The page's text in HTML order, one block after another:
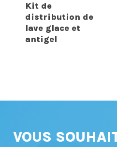
Kit de
distribution de
lave glace et
antigel
VOUS